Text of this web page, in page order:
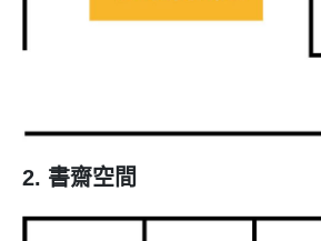
2. 書齋空間